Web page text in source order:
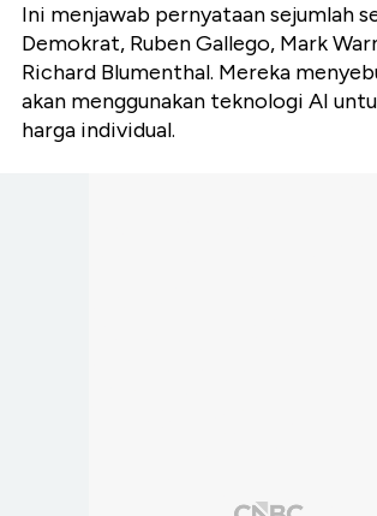
Ini menjawab pernyataan sejumlah
Demokrat, Ruben Gallego, Mark
Richard Blumenthal. Mereka
akan menggunakan teknologi AI
harga individual.